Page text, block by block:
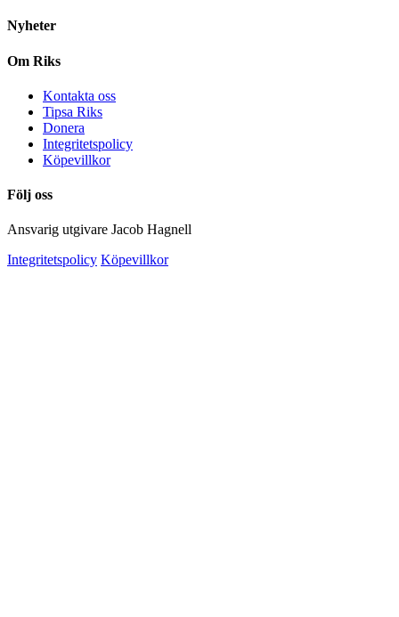
Nyheter
Om Riks
Kontakta oss
Tipsa Riks
Donera
Integritetspolicy
Köpevillkor
Följ oss
Ansvarig utgivare Jacob Hagnell
Integritetspolicy Köpevillkor